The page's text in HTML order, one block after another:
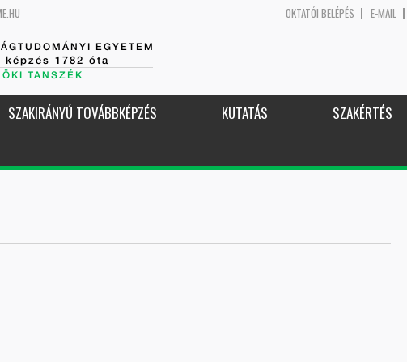
OKTATÓI BELÉPÉS E-MAIL
EGYETEM
1782 óta
TANSZÉK
SZAKIRÁNYÚ TOVÁBBKÉPZÉS KUTATÁS
SZAKÉRTÉS